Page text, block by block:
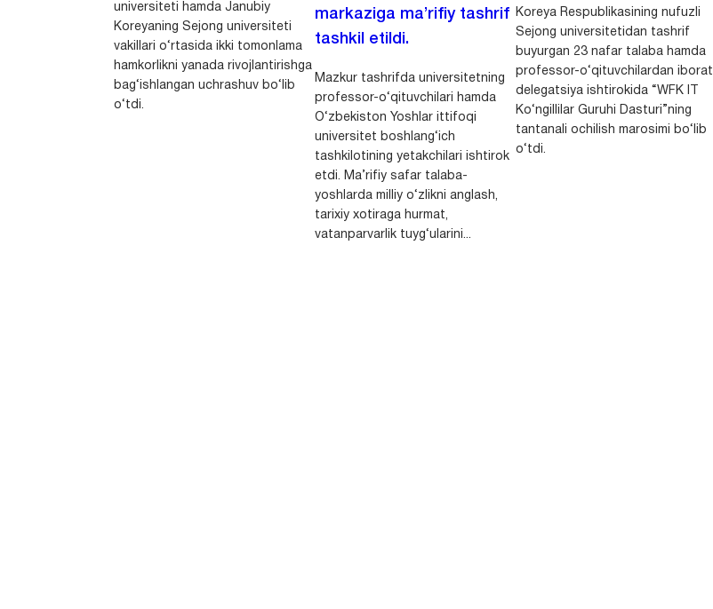
universiteti hamda Janubiy
Koreyaning Sejong universiteti
vakillari o‘rtasida ikki tomonlama
hamkorlikni yanada rivojlantirishga
bag‘ishlangan uchrashuv bo‘lib
o‘tdi.
markaziga ma’rifiy tashrif
tashkil etildi.
Mazkur tashrifda universitetning
professor-o‘qituvchilari hamda
O‘zbekiston Yoshlar ittifoqi
universitet boshlang‘ich
tashkilotining yetakchilari ishtirok
etdi. Ma’rifiy safar talaba-
yoshlarda milliy o‘zlikni anglash,
tarixiy xotiraga hurmat,
vatanparvarlik tuyg‘ularini...
Koreya Respublikasining nufuzli
Sejong universitetidan tashrif
buyurgan 23 nafar talaba hamda
professor-o‘qituvchilardan iborat
delegatsiya ishtirokida “WFK IT
Ko‘ngillilar Guruhi Dasturi”ning
tantanali ochilish marosimi bo‘lib
o‘tdi.